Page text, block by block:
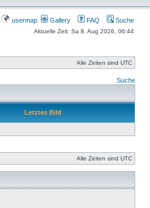
usermap Gallery FAQ Suche
Aktuelle Zeit: Sa 8. Aug 2026, 06:44
Alle Zeiten sind UTC
Suche
Letztes Bild
Alle Zeiten sind UTC